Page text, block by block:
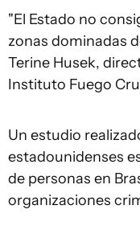
"El Estado no
zonas dominadas
Terine Husek,
Instituto Fuego
Un estudio
estadounidenses
de personas en
organizaciones